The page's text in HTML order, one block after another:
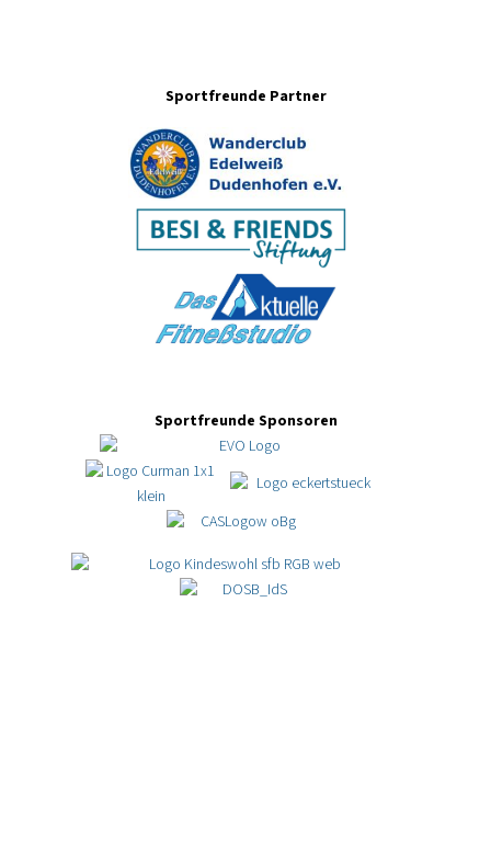
Sportfreunde Partner
Sportfreunde Sponsoren